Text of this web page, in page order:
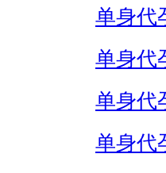
单身代
单身代
单身代
单身代